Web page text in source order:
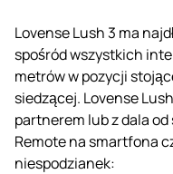
Lovense Lush 3 ma
spośród wszystkich
metrów w pozycji
siedzącej. Lovense
partnerem lub z dala
Remote na smartfona
niespodzianek: